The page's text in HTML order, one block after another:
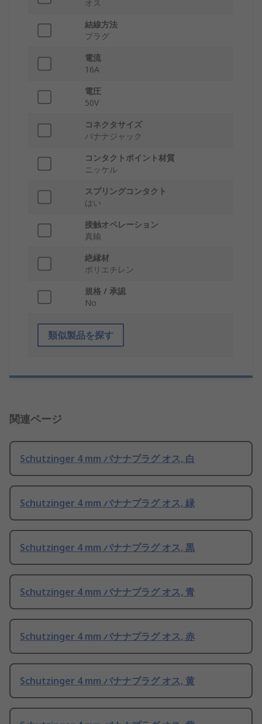
オス
結線方法
プラグ
電流
16A
電圧
50V
コネクタサイズ
バナナジャック
コンタクトポイント材質
ニッケル
スプリングコンタクト
はい
接触オペレーション
真鍮
絶縁材
ポリエチレン
規格 / 承認
No
類似製品を探す
関連ページ
Schutzinger 4 mm バナナプラグ オス, 白
Schutzinger 4 mm バナナプラグ オス, 緑
Schutzinger 4 mm バナナプラグ オス, 黒
Schutzinger 4 mm バナナプラグ オス, 青
Schutzinger 4 mm バナナプラグ オス, 赤
Schutzinger 4 mm バナナプラグ オス, 黄